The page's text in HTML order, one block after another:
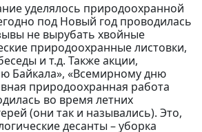
уделялось природоохранной
под Новый год проводилась
не вырубать хвойные
природоохранные листовки,
и т.д. Также акции,
Байкала», «Всемирному дню
природоохранная работа
во время летних
(они так и назывались). Это,
десанты – уборка